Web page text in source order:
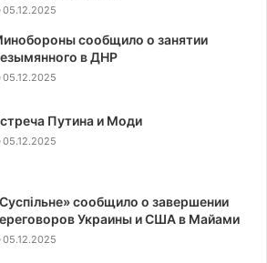
05.12.2025
сообщило о занятии
в ДНР
05.12.2025
Путина и Моди
05.12.2025
сообщило о завершении
Украины и США в Майами
05.12.2025